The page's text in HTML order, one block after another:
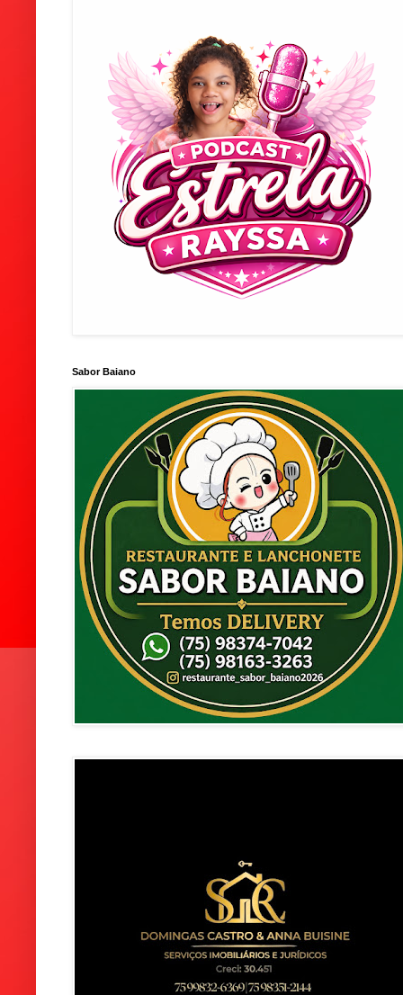
Sabor Baiano